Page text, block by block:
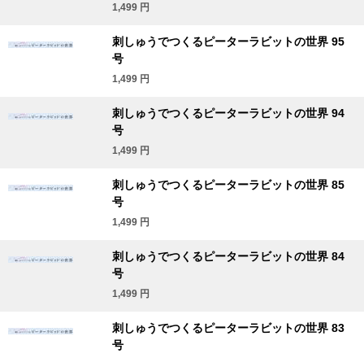
1,499 円
刺しゅうでつくるピーターラビットの世界 95
号
1,499 円
刺しゅうでつくるピーターラビットの世界 94
号
1,499 円
刺しゅうでつくるピーターラビットの世界 85
号
1,499 円
刺しゅうでつくるピーターラビットの世界 84
号
1,499 円
刺しゅうでつくるピーターラビットの世界 83
号